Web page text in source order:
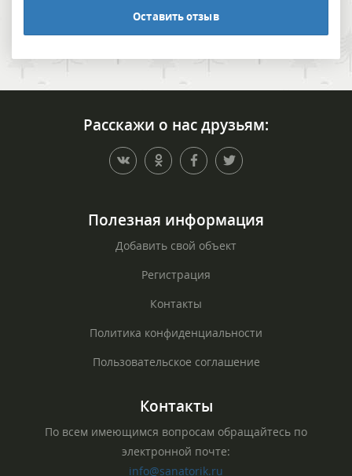
Оставить отзыв
Расскажи о нас друзьям:
Полезная информация
Добавить свой объект
Регистрация
Контакты
Политика конфиденциальности
Пользовательское соглашение
Контакты
По всем имеющимся вопросам обращайтесь по
электронной почте:
info@sanatorik.ru